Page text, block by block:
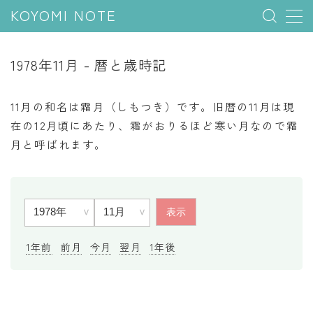
KOYOMI NOTE
五節句
年中行事
七十二候
雑節
1978年11月 - 暦と歳時記
11月の和名は霜月（しもつき）です。旧暦の11月は現
在の12月頃にあたり、霜がおりるほど寒い月なので霜
月と呼ばれます。
1年前 前月 今月 翌月 1年後